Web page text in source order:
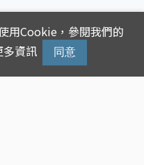
用Cookie，參閱我們的
多資訊 同意